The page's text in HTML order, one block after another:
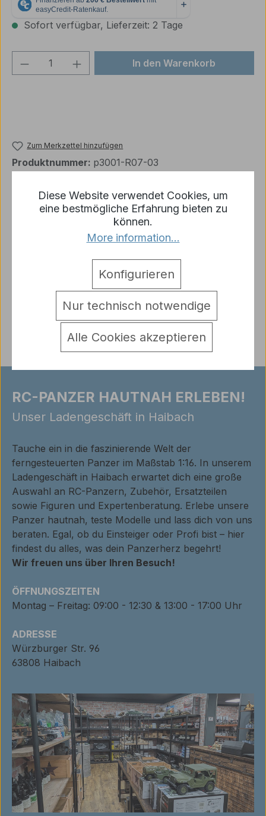
Sofort verfügbar, Lieferzeit: 2 Tage
Produkt Anzahl: Gib denIn den Warenkorb
Zum Merkzettel hinzufügen
Produktnummer: p3001-R07-03
Beschreibung
4 x Ersatzteil für die Leopard Matotoys Metallkette
Mehr
Warnhinweise
Bewertungen
RC-PANZER HAUTNAH ERLEBEN!
Unser Ladengeschäft in Haibach
Tauche ein in die faszinierende Welt der
ferngesteuerten Panzer im Maßstab 1:16. In unserem
Ladengeschäft in Haibach erwartet dich eine große
Auswahl an RC-Panzern, Zubehör, Ersatzteilen
sowie Figuren und Expertenberatung. Erlebe unsere
Panzer hautnah, teste Modelle und lass dich von uns
beraten. Egal, ob du Einsteiger oder Profi bist – hier
findest du alles, was dein Panzerherz begehrt!
Wir freuen uns über Ihren Besuch!
ÖFFNUNGSZEITEN
Montag – Freitag: 09:00 - 12:30 & 13:00 - 17:00 Uhr
ADRESSE
Würzburger Str. 96
63808 Haibach
Diese Website verwendet Cookies, um
eine bestmögliche Erfahrung bieten zu
können.
More information...
Nur technisch notwendige
Konfigurieren
Alle Cookies akzeptieren